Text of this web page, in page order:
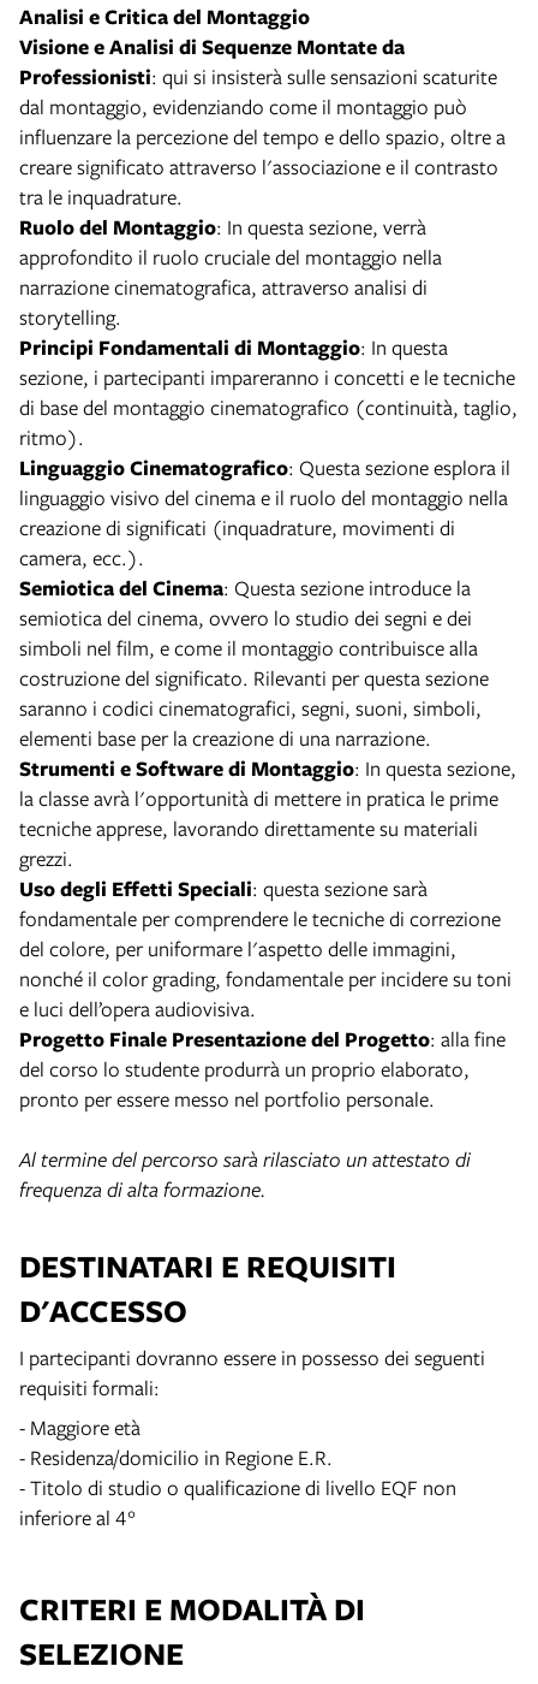
Analisi e Critica del Montaggio
Visione e Analisi di Sequenze Montate da
Professionisti: qui si insisterà sulle sensazioni scaturite
dal montaggio, evidenziando come il montaggio può
influenzare la percezione del tempo e dello spazio, oltre a
creare significato attraverso l'associazione e il contrasto
tra le inquadrature.
Ruolo del Montaggio: In questa sezione, verrà
approfondito il ruolo cruciale del montaggio nella
narrazione cinematografica, attraverso analisi di
storytelling.
Principi Fondamentali di Montaggio: In questa
sezione, i partecipanti impareranno i concetti e le tecniche
di base del montaggio cinematografico (continuità, taglio,
ritmo).
Linguaggio Cinematografico: Questa sezione esplora il
linguaggio visivo del cinema e il ruolo del montaggio nella
creazione di significati (inquadrature, movimenti di
camera, ecc.).
Semiotica del Cinema: Questa sezione introduce la
semiotica del cinema, ovvero lo studio dei segni e dei
simboli nel film, e come il montaggio contribuisce alla
costruzione del significato. Rilevanti per questa sezione
saranno i codici cinematografici, segni, suoni, simboli,
elementi base per la creazione di una narrazione.
Strumenti e Software di Montaggio: In questa sezione,
la classe avrà l'opportunità di mettere in pratica le prime
tecniche apprese, lavorando direttamente su materiali
grezzi.
Uso degli Effetti Speciali: questa sezione sarà
fondamentale per comprendere le tecniche di correzione
del colore, per uniformare l'aspetto delle immagini,
nonché il color grading, fondamentale per incidere su toni
e luci dell’opera audiovisiva.
Progetto Finale Presentazione del Progetto: alla fine
del corso lo studente produrrà un proprio elaborato,
pronto per essere messo nel portfolio personale.
Al termine del percorso sarà rilasciato un attestato di
frequenza di alta formazione.
DESTINATARI E REQUISITI
D'ACCESSO
I partecipanti dovranno essere in possesso dei seguenti
requisiti formali:
- Maggiore età
- Residenza/domicilio in Regione E.R.
- Titolo di studio o qualificazione di livello EQF non
inferiore al 4°
CRITERI E MODALITÀ DI
SELEZIONE